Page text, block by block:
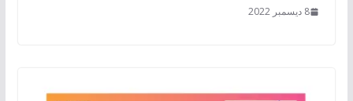
8 ديسمبر 2022